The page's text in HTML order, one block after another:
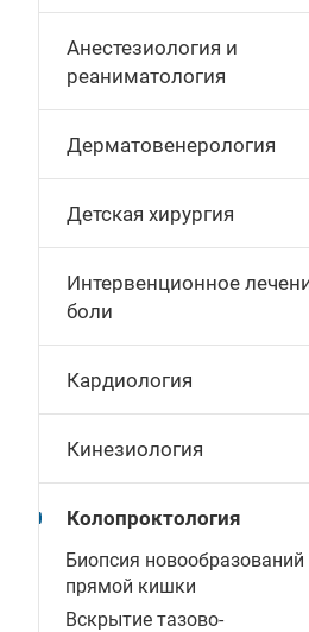
Анестезиология и
реаниматология
Дерматовенерология
Детская хирургия
Интервенционное
боли
Кардиология
Кинезиология
Колопроктология
Биопсия новообразований
прямой кишки
Вскрытие тазово-